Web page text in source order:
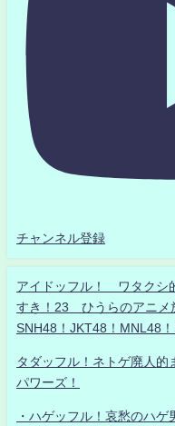
チャンネル登録
アイドッフル！ ワタクシ
すき！23 ひうらのアニメ
SNH48！JKT48！MNL48
タダッフル！ネトゲ廃人
パワーズ！
・ハゲッフル！哀愁のハ